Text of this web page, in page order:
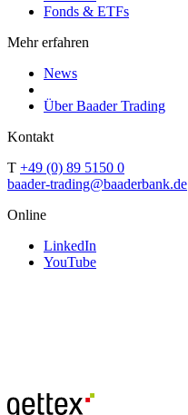
Fonds & ETFs
Mehr erfahren
News
Über Baader Trading
Kontakt
T +49 (0) 89 5150 0
baader-trading@baaderbank.de
Online
LinkedIn
YouTube